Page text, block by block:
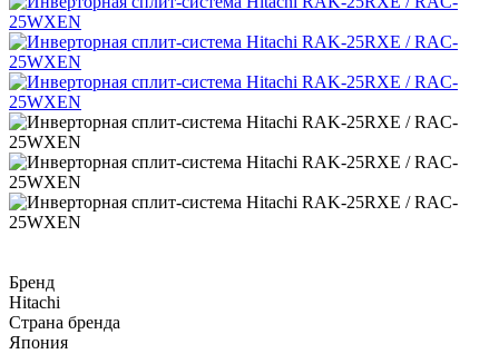
Бренд
Hitachi
Страна бренда
Япония